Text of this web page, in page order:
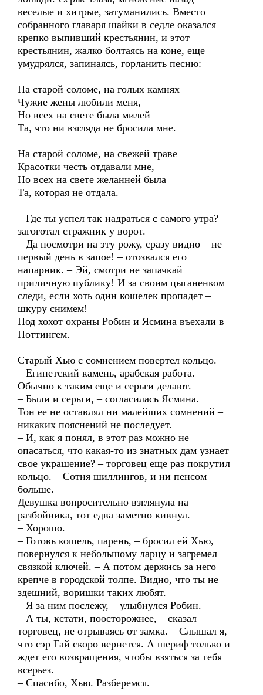
веселые и хитрые, затуманились. Вместо
собранного главаря шайки в седле оказался
крепко выпивший крестьянин, и этот
крестьянин, жалко болтаясь на коне, еще
умудрялся, запинаясь, горланить песню:
На старой соломе, на голых камнях
Чужие жены любили меня,
Но всех на свете была милей
Та, что ни взгляда не бросила мне.
На старой соломе, на свежей траве
Красотки честь отдавали мне,
Но всех на свете желанней была
Та, которая не отдала.
– Где ты успел так надраться с самого утра? –
загоготал стражник у ворот.
– Да посмотри на эту рожу, сразу видно – не
первый день в запое! – отозвался его
напарник. – Эй, смотри не запачкай
приличную публику! И за своим цыганенком
следи, если хоть один кошелек пропадет –
шкуру снимем!
Под хохот охраны Робин и Ясмина въехали в
Ноттингем.
Старый Хью с сомнением повертел кольцо.
– Египетский камень, арабская работа.
Обычно к таким еще и серьги делают.
– Были и серьги, – согласилась Ясмина.
Тон ее не оставлял ни малейших сомнений –
никаких пояснений не последует.
– И, как я понял, в этот раз можно не
опасаться, что какая-то из знатных дам узнает
свое украшение? – торговец еще раз покрутил
кольцо. – Сотня шиллингов, и ни пенсом
больше.
Девушка вопросительно взглянула на
разбойника, тот едва заметно кивнул.
– Хорошо.
– Готовь кошель, парень, – бросил ей Хью,
повернулся к небольшому ларцу и загремел
связкой ключей. – А потом держись за него
крепче в городской толпе. Видно, что ты не
здешний, воришки таких любят.
– Я за ним послежу, – улыбнулся Робин.
– А ты, кстати, поосторожнее, – сказал
торговец, не отрываясь от замка. – Слышал я,
что сэр Гай скоро вернется. А шериф только и
ждет его возвращения, чтобы взяться за тебя
всерьез.
– Спасибо, Хью. Разберемся.